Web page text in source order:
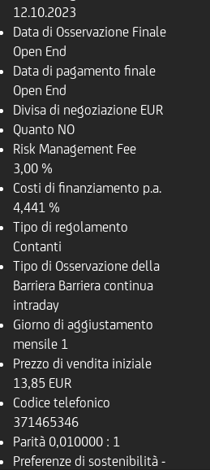
12.10.2023
Data di Osservazione Finale
Open End
Data di pagamento finale
Open End
Divisa di negoziazione EUR
Quanto NO
Risk Management Fee
3,00 %
Costi di finanziamento p.a.
4,441 %
Tipo di regolamento
Contanti
Tipo di Osservazione della
Barriera Barriera continua
intraday
Giorno di aggiustamento
mensile 1
Prezzo di vendita iniziale
13,85 EUR
Codice telefonico
371465346
Parità 0,010000 : 1
Preferenze di sostenibilità -